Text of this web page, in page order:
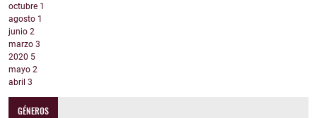
octubre 1
agosto 1
junio 2
marzo 3
2020 5
mayo 2
abril 3
GÉNEROS